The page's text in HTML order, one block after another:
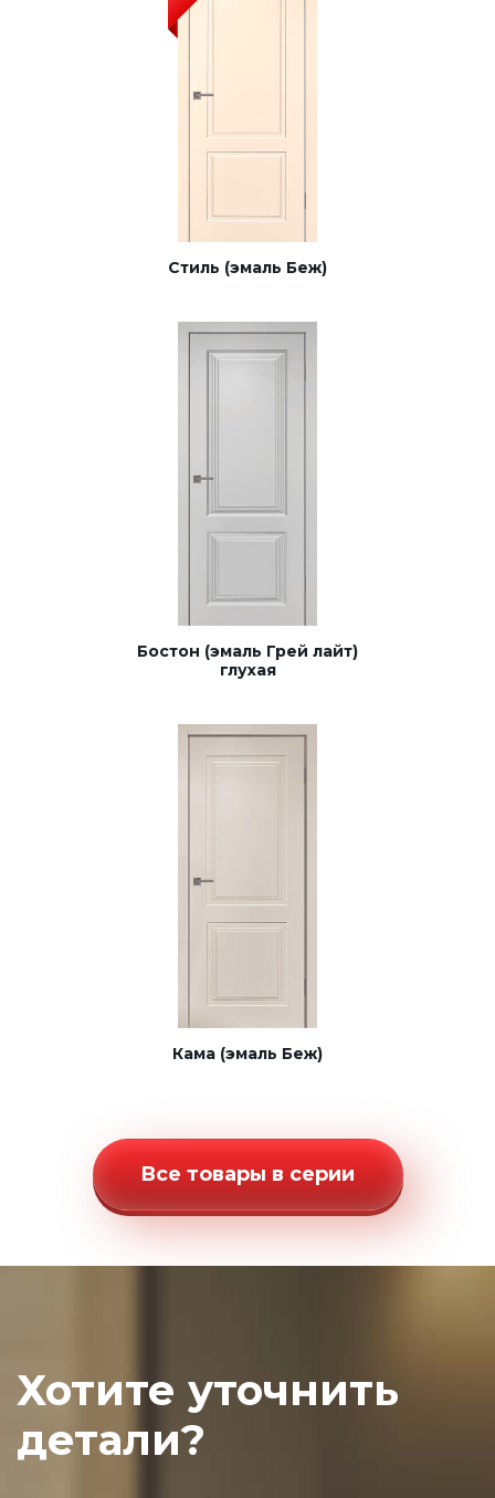
Стиль (эмаль Беж)
Бостон (эмаль Грей лайт)
глухая
Кама (эмаль Беж)
Все товары в серии
Хотите уточнить
детали?